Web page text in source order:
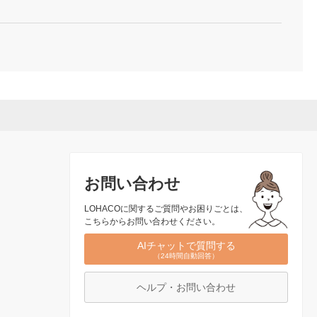
お問い合わせ
LOHACOに関するご質問やお困りごとは、
こちらからお問い合わせください。
AIチャットで質問する
（24時間自動回答）
ヘルプ・お問い合わせ